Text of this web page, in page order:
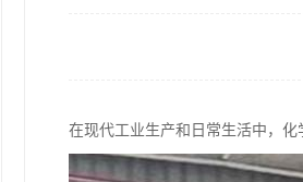
在现代工业生产和日常生活中，